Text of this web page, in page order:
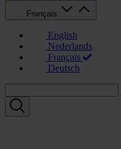
Français
English
Nederlands
Français
Deutsch